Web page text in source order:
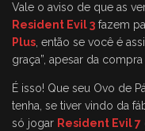
Vale o aviso de que as
Resident Evil 3 fazem
Plus, então se você é
graça”, apesar da
É isso! Que seu Ovo de
tenha, se tiver vindo da
só jogar Resident Evil 7